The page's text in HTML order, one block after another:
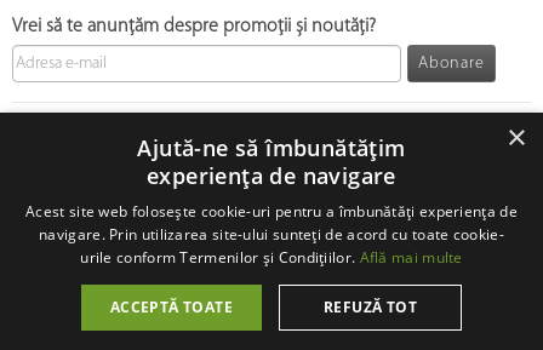
Vrei să te anunțăm despre promoții și noutăți?
Abonare
×
Ajută-ne să îmbunătățim
experiența de navigare
Acest site web folosește cookie-uri pentru a îmbunătăți experiența de
navigare. Prin utilizarea site-ului sunteți de acord cu toate cookie-
urile conform Termenilor și Condițiilor. Află mai multe
ACCEPTĂ TOATE REFUZĂ TOT